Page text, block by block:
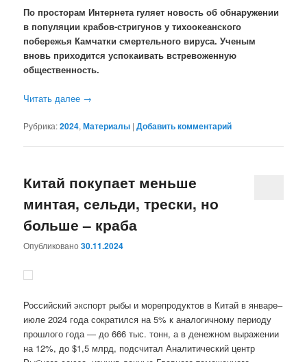
По просторам Интернета гуляет новость об обнаружении
в популяции крабов-стригунов у тихоокеанского
побережья Камчатки смертельного вируса. Ученым
вновь приходится успокаивать встревоженную
общественность.
Читать далее →
Рубрика:2024,Материалы |Добавить комментарий
Китай покупает меньше
минтая, сельди, трески, но
больше – краба
Опубликовано30.11.2024
Российский экспорт рыбы и морепродуктов в Китай в январе–
июле 2024 года сократился на 5% к аналогичному периоду
прошлого года — до 666 тыс. тонн, а в денежном выражении
на 12%, до $1,5 млрд, подсчитал Аналитический центр